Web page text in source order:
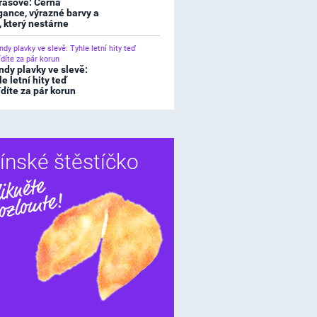
výrazné barvy a
který nestárne
plavky ve slevě:
letní hity teď
za pár korun
štěstíčko
Sdílet